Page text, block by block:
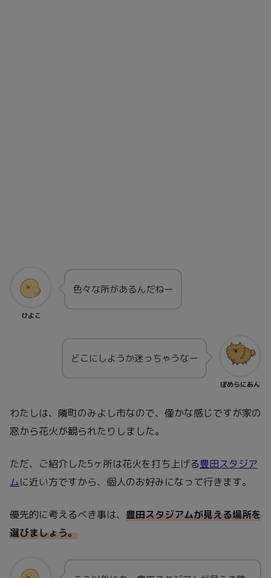
ひよこ
色々な所があるんだねー
ぽめらにあん
どこにしようか迷っちゃうなー
わたしは、隣町のみよし市なので、僅かな感じですが家の
窓から花火が観られたりしました。
ただ、ご紹介した5ヶ所は花火を打ち上げる豊田スタジア
ムに近い方ですから、個人のお好みになって行きます。
優先的に考えるべき事は、 豊田スタジアムが見える場所を
選びましょう。